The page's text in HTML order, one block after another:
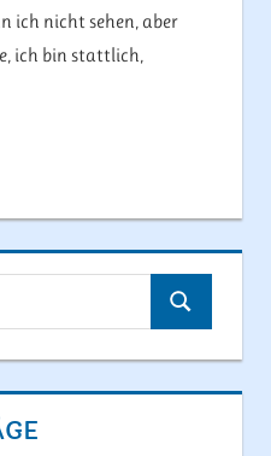
ich nicht sehen, aber
ich bin stattlich,
Suchen